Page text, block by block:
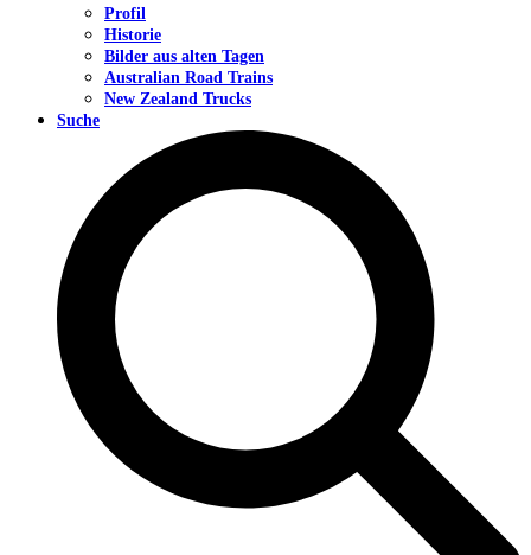
Profil
Historie
Bilder aus alten Tagen
Australian Road Trains
New Zealand Trucks
Suche